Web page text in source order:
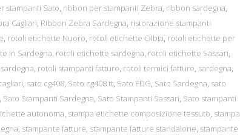
stampanti Sato ribbon per stampanti Zebra ribbon sardegna
Cagliari Ribbon Zebra Sardegna ristorazione stampanti
rotoli etichette Nuoro rotoli etichette Olbia rotoli etichette per
in Sardegna rotoli etichette sardegna rotoli etichette Sassari
rotoli stampanti fatture rotoli termici fatture sardegna
sato cg408 Sato cg408 tt Sato EDG Sato Sardegna sato
Sato Stampanti Sardegna Sato Stampanti Sassari Sato stampanti
autonoma stampa etichette composizione tessuto stampa
stampante fatture stampante fatture standalone stampante